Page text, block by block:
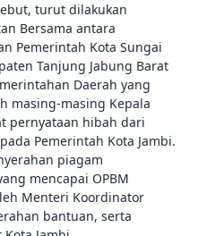
turut dilakukan
Bersama antara
Pemerintah Kota Sungai
Tanjung Jabung Barat
Daerah yang
masing-masing Kepala
pernyataan hibah dari
Pemerintah Kota Jambi.
piagam
mencapai OPBM
Menteri Koordinator
bantuan, serta